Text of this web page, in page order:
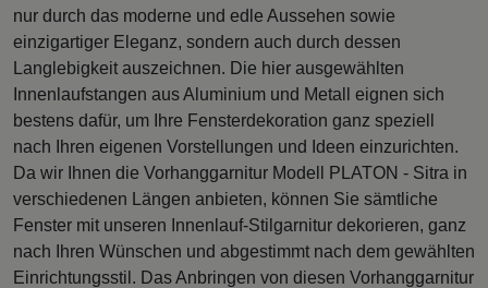
nur durch das moderne und edle Aussehen sowie
einzigartiger Eleganz, sondern auch durch dessen
Langlebigkeit auszeichnen. Die hier ausgewählten
Innenlaufstangen aus Aluminium und Metall eignen sich
bestens dafür, um Ihre Fensterdekoration ganz speziell
nach Ihren eigenen Vorstellungen und Ideen einzurichten.
Da wir Ihnen die Vorhanggarnitur Modell PLATON - Sitra in
verschiedenen Längen anbieten, können Sie sämtliche
Fenster mit unseren Innenlauf-Stilgarnitur dekorieren, ganz
nach Ihren Wünschen und abgestimmt nach dem gewählten
Einrichtungsstil. Das Anbringen von diesen Vorhanggarnitur